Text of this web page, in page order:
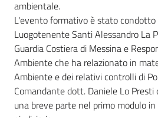
ambientale.
L'evento formativo è stato condotto
Luogotenente Santi Alessandro La
Guardia Costiera di Messina e
Ambiente che ha relazionato in
Ambiente e dei relativi controlli di
Comandante dott. Daniele Lo
una breve parte nel primo modulo